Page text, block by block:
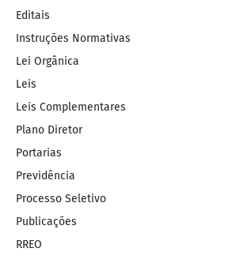
Editais
Instruções Normativas
Lei Orgânica
Leis
Leis Complementares
Plano Diretor
Portarias
Previdência
Processo Seletivo
Publicações
RREO
Editais
Instruções Normativas
Lei Orgânica
Leis
Leis Complementares
Plano Diretor
Portarias
Previdência
Processo Seletivo
Publicações
RREO